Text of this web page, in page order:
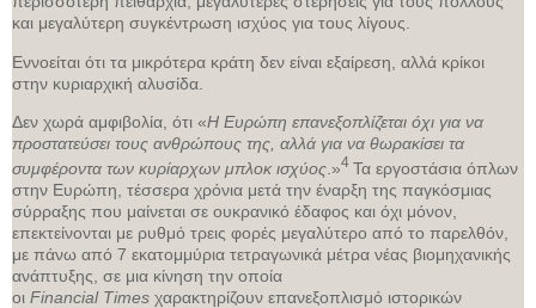
και μεγαλύτερη συγκέντρωση ισχύος για τους λίγους.
Εννοείται ότι τα μικρότερα κράτη δεν είναι εξαίρεση, αλλά κρίκοι
στην κυριαρχική αλυσίδα.
Δεν χωρά αμφιβολία, ότι «Η Ευρώπη επανεξοπλίζεται όχι για να
προστατεύσει τους ανθρώπους της, αλλά για να θωρακίσει τα
συμφέροντα των κυρίαρχων μπλοκ ισχύος .»4 Τα εργοστάσια όπλων
στην Ευρώπη, τέσσερα χρόνια μετά την έναρξη της παγκόσμιας
σύρραξης που μαίνεται σε ουκρανικό έδαφος και όχι μόνον,
επεκτείνονται με ρυθμό τρεις φορές μεγαλύτερο από το παρελθόν,
με πάνω από 7 εκατομμύρια τετραγωνικά μέτρα νέας βιομηχανικής
ανάπτυξης, σε μια κίνηση την οποία
οι Financial Times χαρακτηρίζουν επανεξοπλισμό ιστορικών